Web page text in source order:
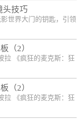
头技巧
世界大门的钥匙，引领
在一瞬间抓住观众的眼
深思熟虑，有时候它可
整个电影故事的末尾，
镜头的十种典型手法。
最简单粗暴...
（2）
拉 《疯狂的麦克斯：狂
升王国》（2012年） 导
，威尔弗雷德·杰克逊，
（2）
拉 《疯狂的麦克斯：狂
升王国》（2012年） 导